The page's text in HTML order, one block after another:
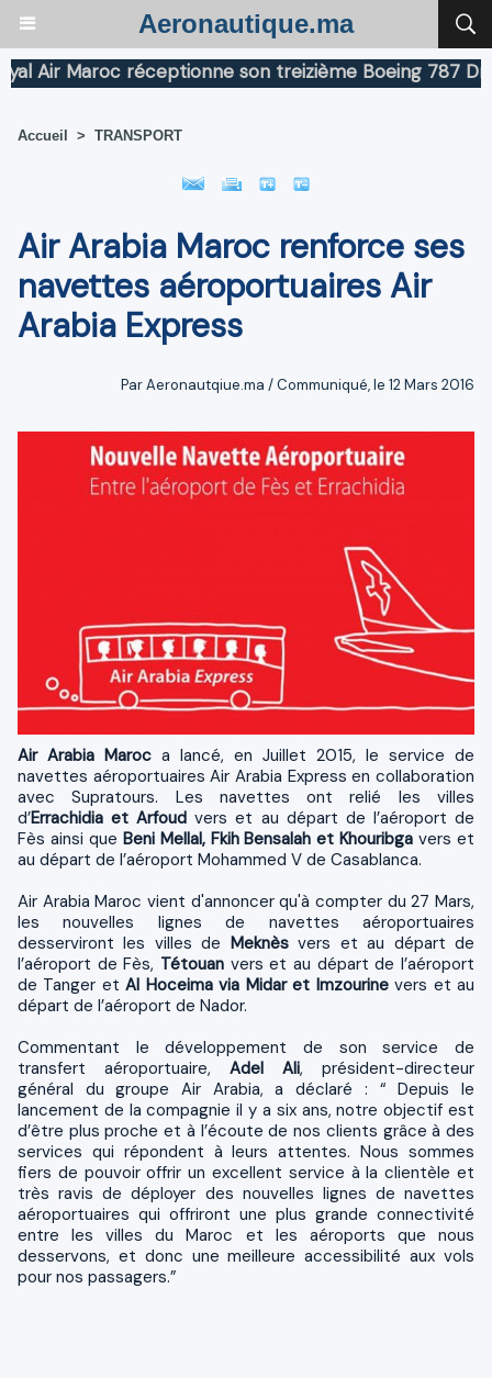
Aeronautique.ma
Maroc réceptionne son treizième Boeing 787
Accueil > TRANSPORT
Air Arabia Maroc renforce ses
navettes aéroportuaires Air
Arabia Express
Par Aeronautqiue.ma / Communiqué, le 12 Mars 2016
Air Arabia Maroc a lancé, en Juillet 2015, le service de
navettes aéroportuaires Air Arabia Express en collaboration
avec Supratours. Les navettes ont relié les villes
d’Errachidia et Arfoud vers et au départ de l’aéroport de
Fès ainsi que Beni Mellal, Fkih Bensalah et Khouribga vers et
au départ de l’aéroport Mohammed V de Casablanca.
Air Arabia Maroc vient d'annoncer qu'à compter du 27 Mars,
les nouvelles lignes de navettes aéroportuaires
desserviront les villes de Meknèsvers et au départ de
l’aéroport de Fès, Tétouan vers et au départ de l’aéroport
de Tanger etAl Hoceima via Midar et Imzourinevers et au
départ de l’aéroport de Nador.
Commentant le développement de son service de
transfert aéroportuaire, Adel Ali, président-directeur
général du groupe Air Arabia, a déclaré : “ Depuis le
lancement de la compagnie il y a six ans, notre objectif est
d’être plus proche et à l’écoute de nos clients grâce à des
services qui répondent à leurs attentes. Nous sommes
fiers de pouvoir offrir un excellent service à la clientèle et
très ravis de déployer des nouvelles lignes de navettes
aéroportuaires qui offriront une plus grande connectivité
entre les villes du Maroc et les aéroports que nous
desservons, et donc une meilleure accessibilité aux vols
pour nos passagers.”